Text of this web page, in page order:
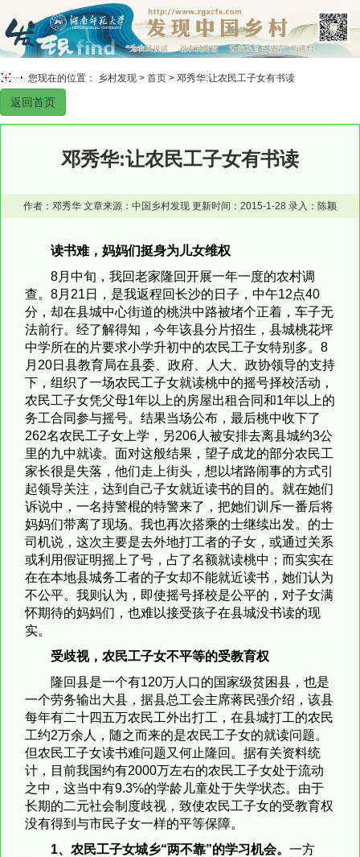
您现在的位置： 乡村发现 > 首页 > 邓秀华:让农民工子女有书读
返回首页
邓秀华:让农民工子女有书读
作者：邓秀华 文章来源：中国乡村发现 更新时间：2015-1-28 录入：陈颖
读书难，妈妈们挺身为儿女维权
8月中旬，我回老家隆回开展一年一度的农村调
查。 8月21日
，是我返程回长沙的日子，中午12点40
分，却在县城中心街道的桃洪中路被堵个正着，车子无
法前行。经了解得知，今年该县分片招生，县城桃花坪
中学所在的片要求小学升初中的农民工子女特别多。 8
月20日 县教育局在县委、政府、人大、政协领导的支持
下，组织了一场农民工子女就读桃中的摇号择校活动，
农民工子女凭父母1年以上的房屋出租合同和1年以上的
务工合同参与摇号。结果当场公布，最后桃中收下了
262名农民工子女上学，另206人被安排去离县城约3公
里的九中就读。面对这般结果，望子成龙的部分农民工
家长很是失落，他们走上街头，想以堵路闹事的方式引
起领导关注，达到自己子女就近读书的目的。就在她们
诉说中，一名持警棍的特警来了，把她们训斥一番后将
妈妈们带离了现场。我也再次搭乘的士继续出发。的士
司机说，这次主要是去外地打工者的子女，或通过关系
或利用假证明摇上了号，占了名额就读桃中；而实实在
在在本地县城务工者的子女却不能就近读书，她们认为
不公平。我则认为，即使摇号择校是公平的，对子女满
怀期待的妈妈们，也难以接受孩子在县城没书读的现
实。
受歧视，农民工子女不平等的受教育权
隆回县是一个有120万人口的国家级贫困县，也是
一个劳务输出大县，据县总工会主席蒋民强介绍，该县
每年有二十四五万农民工外出打工，在县城打工的农民
工约2万余人，随之而来的是农民工子女的就读问题。
但农民工子女读书难问题又何止隆回。据有关资料统
计，目前我国约有2000万左右的农民工子女处于流动
之中，这当中有9.3℅的学龄儿童处于失学状态。由于
长期的二元社会制度歧视，致使农民工子女的受教育权
没有得到与市民子女一样的平等保障。
1、农民工子女城乡“两不靠”的学习机会。 一方